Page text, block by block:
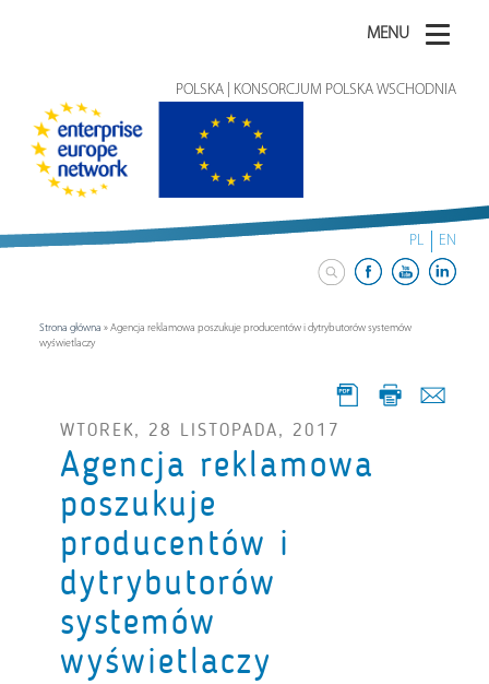
MENU
POLSKA | KONSORCJUM POLSKA WSCHODNIA
PL EN
Strona główna »Agencja reklamowa poszukuje producentów i dytrybutorów systemów
wyświetlaczy
WTOREK, 28 LISTOPADA, 2017
Agencja reklamowa
poszukuje
producentów i
dytrybutorów
systemów
wyświetlaczy